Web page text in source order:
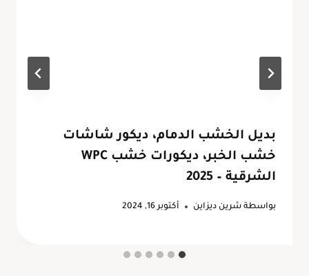
بديل الخشب الدمام، ديكور شاشات
خشب الخبر، ديكورات خشب WPC
الشرقية – 2025
بواسطة شرين ديزاين أكتوبر 16, 2024